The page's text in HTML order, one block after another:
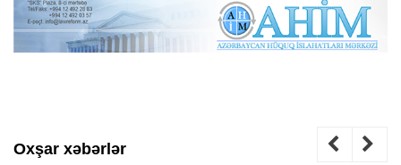
Oxşar xəbərlər